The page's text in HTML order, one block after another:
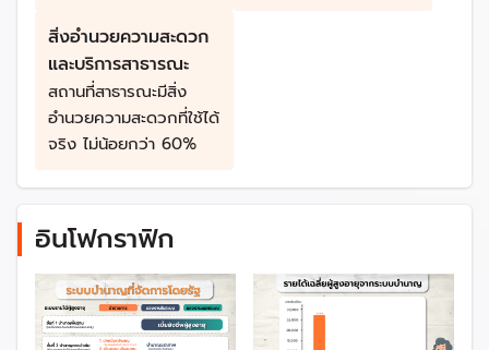
พร้อมสำหรับการขาดดุลรายได้ (รายจ่ายเพื่อการบริโภคสูง
กว่ารายได้จากแรงงาน)ที่จะเพิ่มสูงขึ้นจากการเพิ่มขึ้นของ
ประชากรสูงอายุ
ระดับของการบริโภค ระดับของรายได้และรูปแบบการปิด
ช่วงอายุให้เห็นเป็นตัวเลขที่ชัดเจนเพื่อให้เห็นถึงสถานการณ์
ผลกระทบจากการเปลี่ยนแปลงโครงสร้างประชากรต่อความ
ยั่งยืนของการบริโภคในอนาคต โดยเฉพาะในกลุ่มผู้สูงอายุ
ซึ่งจะเป็นประชากรกลุ่มใหญ่ที่สุดและเพิ่มขึ้นเรื่อย ๆ ในระยะ
ต่อไป ทำให้การมีหลักประกันรายได้ในช่วงการเกษียณอายุ
สิ่งอำนวยความสะดวก
และบริการสาธารณะ
สถานที่สาธารณะมีสิ่ง
อำนวยความสะดวกที่ใช้ได้
จริง ไม่น้อยกว่า 60%
อินโฟกราฟิก